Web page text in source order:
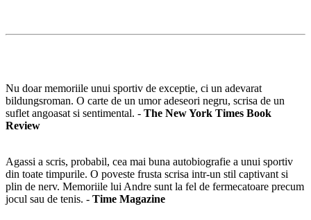
Nu doar memoriile unui sportiv de exceptie, ci un adevarat
bildungsroman. O carte de un umor adeseori negru, scrisa de un
suflet angoasat si sentimental. - The New York Times Book
Review
Agassi a scris, probabil, cea mai buna autobiografie a unui sportiv
din toate timpurile. O poveste frusta scrisa intr-un stil captivant si
plin de nerv. Memoriile lui Andre sunt la fel de fermecatoare precum
jocul sau de tenis. - Time Magazine